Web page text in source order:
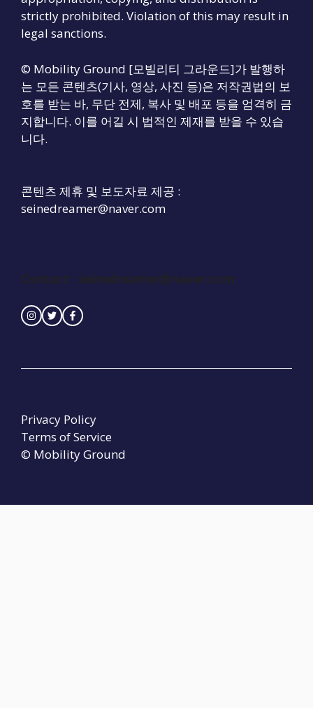
strictly prohibited. Violation of this may result in
legal sanctions.
© Mobility Ground [모빌리티 그라운드]가 발행하
는 모든 콘텐츠(기사, 영상, 사진 등)은 저작권법의 보
호를 받는 바, 무단 전제, 복사 및 배포 등을 엄격히 금
지합니다. 이를 어길 시 법적인 제재를 받을 수 있습
니다.
콘텐츠 제휴 및 보도자료 제공 :
seinedreamer@naver.com
Contact : seinedreamer@naver.com
© Mobility Ground
Privacy Policy
Terms of Service